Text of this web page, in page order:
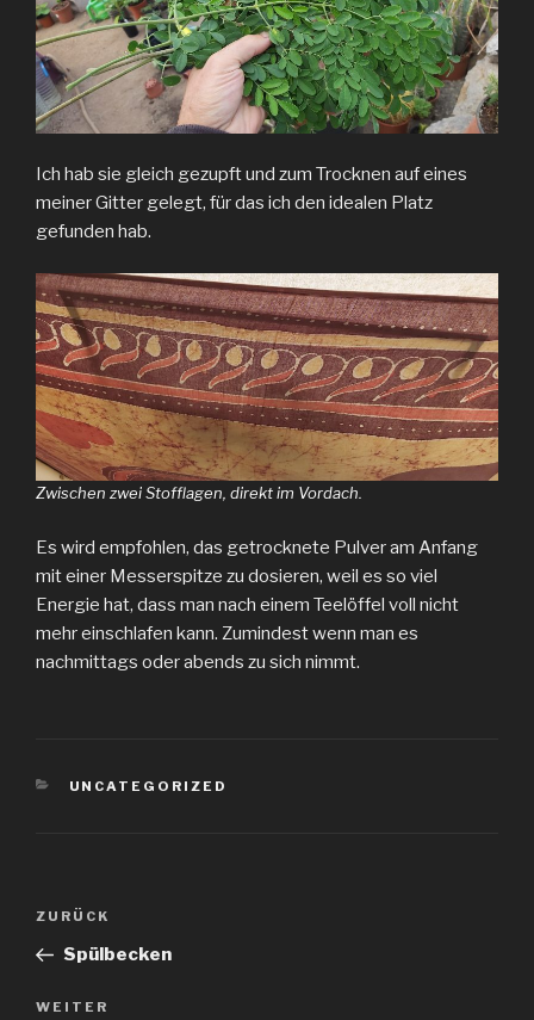
Ich hab sie gleich gezupft und zum Trocknen auf eines
meiner Gitter gelegt, für das ich den idealen Platz
gefunden hab.
Zwischen zwei Stofflagen, direkt im Vordach.
Es wird empfohlen, das getrocknete Pulver am Anfang
mit einer Messerspitze zu dosieren, weil es so viel
Energie hat, dass man nach einem Teelöffel voll nicht
mehr einschlafen kann. Zumindest wenn man es
nachmittags oder abends zu sich nimmt.
KATEGORIEN
UNCATEGORIZED
Beitragsnavigation
Vorheriger
Beitrag
ZURÜCK
Spülbecken
Nächster
WEITER